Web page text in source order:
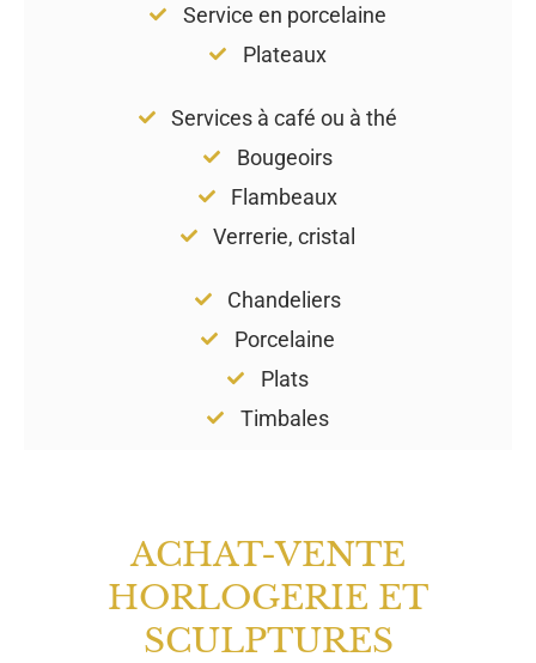
Service en porcelaine
Plateaux
Services à café ou à thé
Bougeoirs
Flambeaux
Verrerie, cristal
Chandeliers
Porcelaine
Plats
Timbales
ACHAT-VENTE
HORLOGERIE ET
SCULPTURES